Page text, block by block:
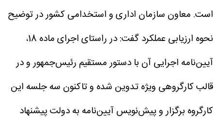
است. معاون سازمان اداری و استخدامی کشور در توضیح
نحوه ارزیابی عملکرد گفت: در راستای اجرای ماده 18،
آیین‌نامه اجرایی آن با دستور مستقیم رئیس‌جمهور و در
قالب کارگروهی ویژه تدوین شده و تاکنون سه جلسه این
کارگروه برگزار و پیش‌نویس آیین‌نامه به دولت پیشنهاد